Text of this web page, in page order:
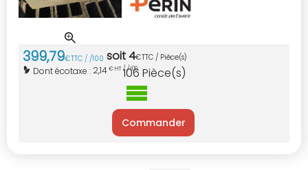
399,79€TTC / /100 soit4€TTC / Pièce(s)
Dont écotaxe : 2,14€ HT / /100
106 Pièce(s)
Commander